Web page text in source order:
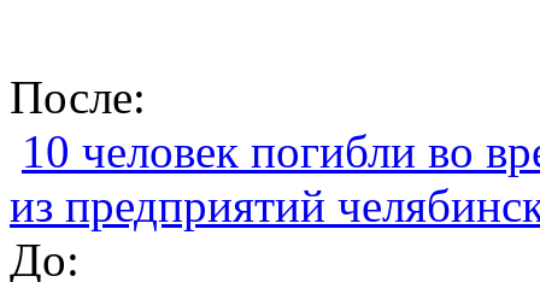
После:
10 человек погибли во
из предприятий
До: